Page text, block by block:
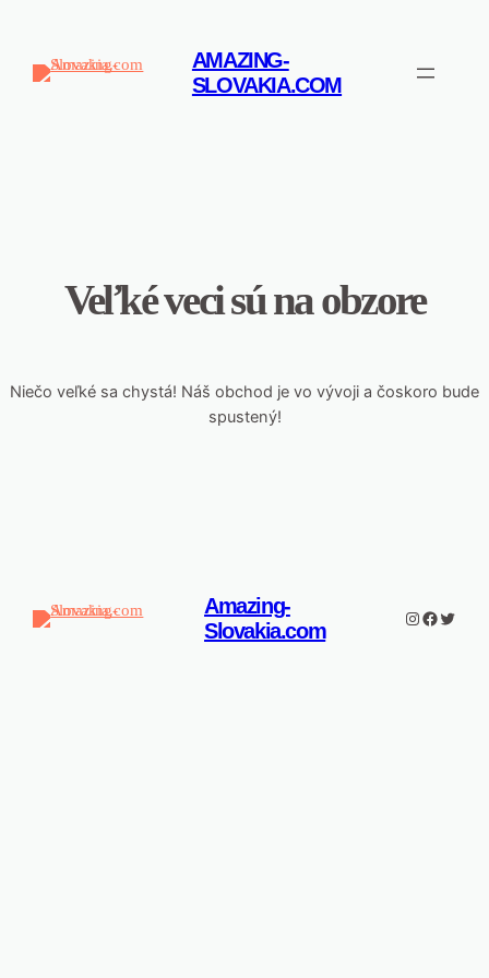
AMAZING-
SLOVAKIA.COM
Veľké veci sú na obzore
Niečo veľké sa chystá! Náš obchod je vo vývoji a čoskoro bude
spustený!
Amazing-
Slovakia.com
Instagram
Facebook
Twitter